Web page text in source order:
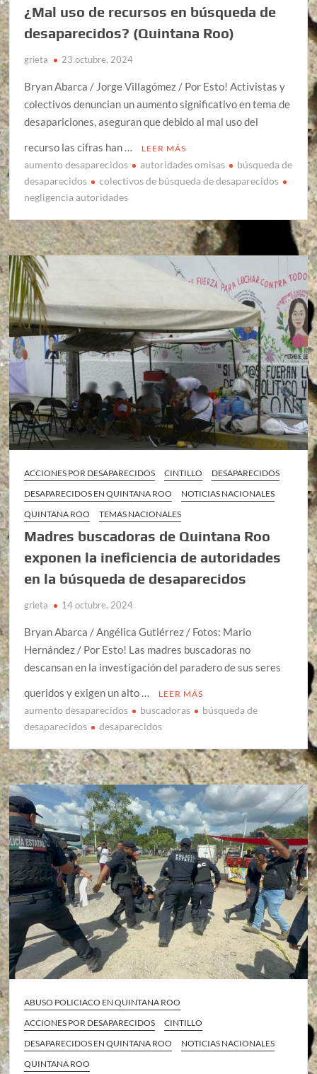
¿Mal uso de recursos en búsqueda de
desaparecidos? (Quintana Roo)
grieta 23 octubre, 2024
Bryan Abarca / Jorge Villagómez / Por Esto! Activistas y
colectivos denuncian un aumento significativo en tema de
desapariciones, aseguran que debido al mal uso del
recurso las cifras han …
LEER MÁS
aumento desaparecidos autoridades omisas
búsqueda de
desaparecidos
colectivos de búsqueda de desaparecidos
negligencia autoridades
ACCIONES POR DESAPARECIDOS CINTILLO
DESAPARECIDOS
DESAPARECIDOS EN QUINTANA ROO
NOTICIAS NACIONALES
QUINTANA ROO
TEMAS NACIONALES
Madres buscadoras de Quintana Roo
exponen la ineficiencia de autoridades
en la búsqueda de desaparecidos
grieta 14 octubre, 2024
Bryan Abarca / Angélica Gutiérrez / Fotos: Mario
Hernández / Por Esto! Las madres buscadoras no
descansan en la investigación del paradero de sus seres
queridos y exigen un alto …
LEER MÁS
aumento desaparecidos buscadoras
búsqueda de
desaparecidos
desaparecidos
ABUSO POLICIACO EN QUINTANA ROO
ACCIONES POR DESAPARECIDOS
CINTILLO
DESAPARECIDOS EN QUINTANA ROO
NOTICIAS NACIONALES
QUINTANA ROO